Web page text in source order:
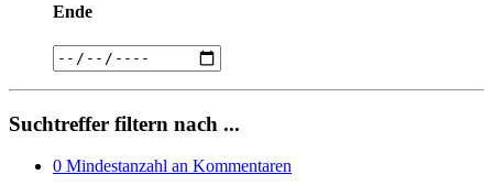
Ende
Suchtreffer filtern nach ...
0 Mindestanzahl an Kommentaren